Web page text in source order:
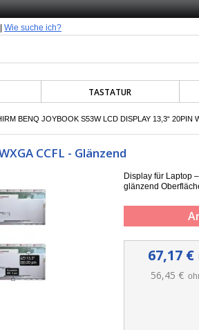
Wie suche ich?
TASTATUR
BENQ JOYBOOK S53W LCD DISPLAY 13,3“ 20PIN
CCFL - Glänzend
Display für Laptop
g länzend
67,17 €
56,45 €